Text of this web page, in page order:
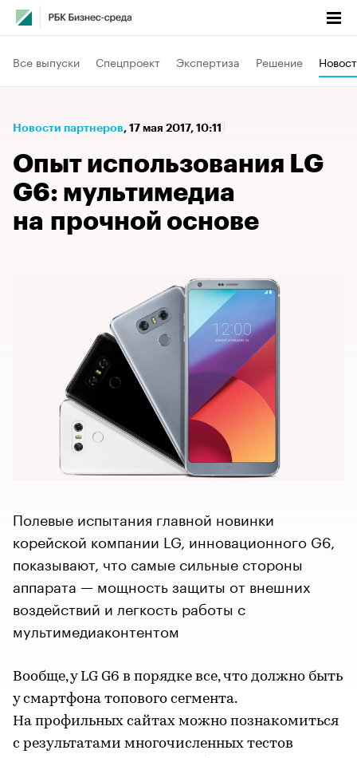
Все выпуски Спецпроект Экспертиза Решение
Новости партнеров⁠, 17 мая 2017, 10:11
Опыт использования LG
G6: мультимедиа
на прочной основе
Полевые испытания главной новинки
корейской компании LG, инновационного G6,
показывают, что самые сильные стороны
аппарата — мощность защиты от внешних
воздействий и легкость работы с
мультимедиаконтентом
Вообще, у LG G6 в порядке все, что должно быть
у смартфона топового сегмента.
На профильных сайтах можно познакомиться
с результатами многочисленных тестов